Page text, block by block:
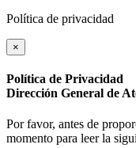
Política de privacidad
×
Política de Privacidad
Dirección General de
Por favor, antes de
momento para leer la